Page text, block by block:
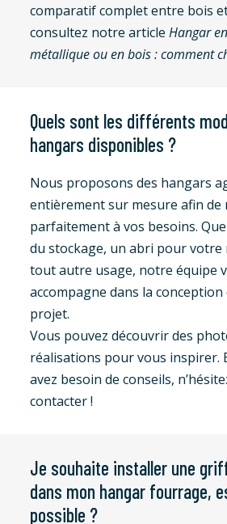
comparatif complet entre bois
consultez notre articleHangar
métallique ou en bois : comment
Quels sont les différents
hangars disponibles ?
Nous proposons des hangars
entièrement sur mesure afin de
parfaitement à vos besoins.
du stockage, un abri pour votre
tout autre usage, notre équipe
accompagne dans la
projet.
Vous pouvez découvrir des
réalisations pour vous inspirer.
avez besoin de conseils,
contacter !
Je souhaite installer une
dans mon hangar fourrage,
possible ?